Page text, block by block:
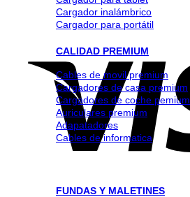
Cargador inalámbrico
Cargador para portátil
CALIDAD PREMIUM
Cables de movil premium
Cargadores de casa premium
Cargadores de coche pemium
Auriculares premium
Adapatadores
Cables de informatica
FUNDAS Y MALETINES